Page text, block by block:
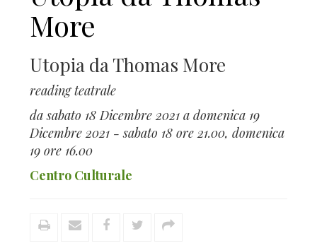
More
Utopia da Thomas More
reading teatrale
da sabato 18 Dicembre 2021 a domenica 19
Dicembre 2021 - sabato 18 ore 21.00, domenica
19 ore 16.00
Centro Culturale